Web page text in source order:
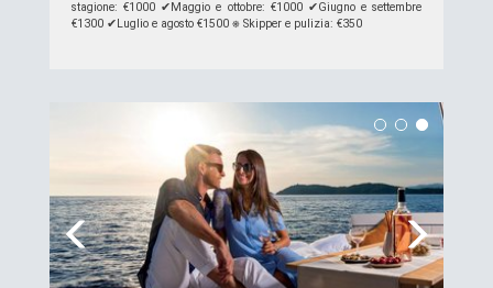
stagione: €1000 ✔︎Maggio e ottobre: ​​€1000 ✔︎Giugno e settembre
€1300 ✔︎Luglio e agosto €1500 ⎈ Skipper e pulizia: €350
Previous Next